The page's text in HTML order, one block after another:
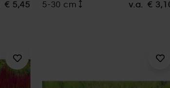
€ 5,45 5-30 cm v.a. €